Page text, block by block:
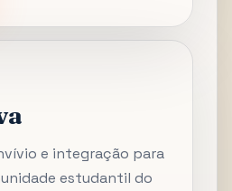
e integração para
estudantil do